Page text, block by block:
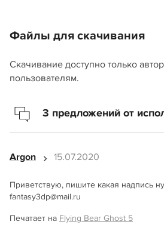
Файлы для скачивания
Скачивание доступно только
пользователям.
3 предложений от
Argon 15.07.2020
Приветствую, пишите какая надпись
fantasy3dp@mail.ru
Печатает на Flying Bear Ghost 5